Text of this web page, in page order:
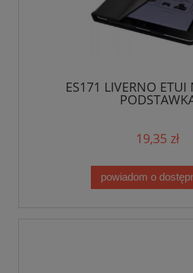
ES171 LIVERNO ETUI
19,35 zł
powiadom o